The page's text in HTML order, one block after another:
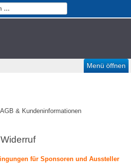
Menü öffnen
AGB & Kundeninformationen
für Sponsoren und Aussteller